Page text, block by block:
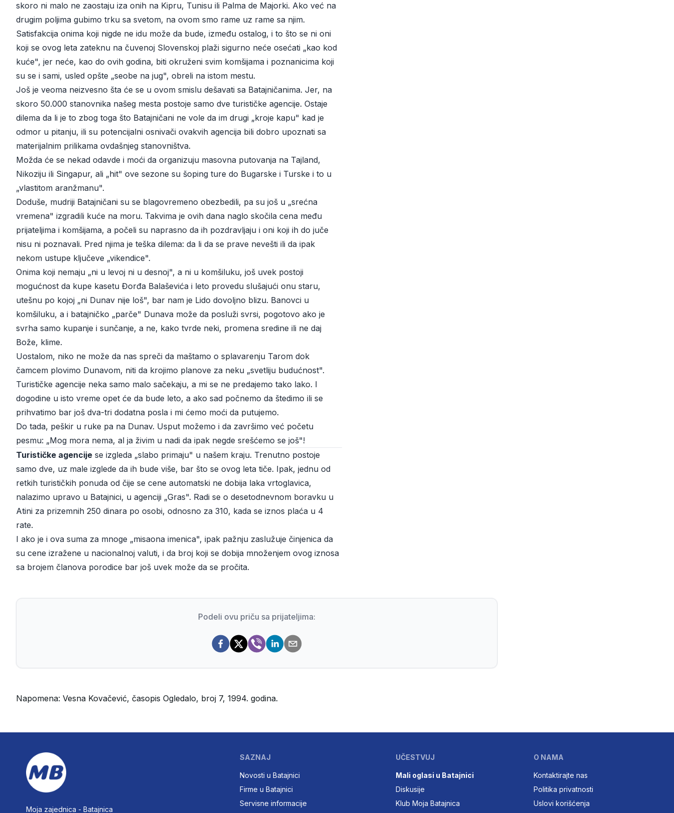
skoro ni malo ne zaostaju iza onih na Kipru, Tunisu ili Palma de Majorki. Ako već na
drugim poljima gubimo trku sa svetom, na ovom smo rame uz rame sa njim.
Satisfakcija onima koji nigde ne idu može da bude, između ostalog, i to što se ni oni
koji se ovog leta zateknu na čuvenoj Slovenskoj plaži sigurno neće osećati „kao kod
kuće", jer neće, kao do ovih godina, biti okruženi svim komšijama i poznanicima koji
su se i sami, usled opšte „seobe na jug", obreli na istom mestu.
Još je veoma neizvesno šta će se u ovom smislu dešavati sa Batajničanima. Jer, na
skoro 50.000 stanovnika našeg mesta postoje samo dve turističke agencije. Ostaje
dilema da li je to zbog toga što Batajničani ne vole da im drugi „kroje kapu" kad je
odmor u pitanju, ili su potencijalni osnivači ovakvih agencija bili dobro upoznati sa
materijalnim prilikama ovdašnjeg stanovništva.
Možda će se nekad odavde i moći da organizuju masovna putovanja na Tajland,
Nikoziju ili Singapur, ali „hit" ove sezone su šoping ture do Bugarske i Turske i to u
„vlastitom aranžmanu".
Doduše, mudriji Batajničani su se blagovremeno obezbedili, pa su još u „srećna
vremena" izgradili kuće na moru. Takvima je ovih dana naglo skočila cena među
prijateljima i komšijama, a počeli su naprasno da ih pozdravljaju i oni koji ih do juče
nisu ni poznavali. Pred njima je teška dilema: da li da se prave nevešti ili da ipak
nekom ustupe ključeve „vikendice".
Onima koji nemaju „ni u levoj ni u desnoj", a ni u komšiluku, još uvek postoji
mogućnost da kupe kasetu Đorđa Balaševića i leto provedu slušajući onu staru,
utešnu po kojoj „ni Dunav nije loš", bar nam je Lido dovoljno blizu. Banovci u
komšiluku, a i batajničko „parče" Dunava može da posluži svrsi, pogotovo ako je
svrha samo kupanje i sunčanje, a ne, kako tvrde neki, promena sredine ili ne daj
Bože, klime.
Uostalom, niko ne može da nas spreči da maštamo o splavarenju Tarom dok
čamcem plovimo Dunavom, niti da krojimo planove za neku „svetliju budućnost".
Turističke agencije neka samo malo sačekaju, a mi se ne predajemo tako lako. I
dogodine u isto vreme opet će da bude leto, a ako sad počnemo da štedimo ili se
prihvatimo bar još dva-tri dodatna posla i mi ćemo moći da putujemo.
Do tada, peškir u ruke pa na Dunav. Usput možemo i da završimo već početu
pesmu: „Mog mora nema, al ja živim u nadi da ipak negde srešćemo se još"!
Turističke agencije se izgleda „slabo primaju" u našem kraju. Trenutno postoje
samo dve, uz male izglede da ih bude više, bar što se ovog leta tiče. Ipak, jednu od
retkih turističkih ponuda od čije se cene automatski ne dobija laka vrtoglavica,
nalazimo upravo u Batajnici, u agenciji „Gras". Radi se o desetodnevnom boravku u
Atini za prizemnih 250 dinara po osobi, odnosno za 310, kada se iznos plaća u 4
rate.
I ako je i ova suma za mnoge „misaona imenica", ipak pažnju zaslužuje činjenica da
su cene izražene u nacionalnoj valuti, i da broj koji se dobija množenjem ovog iznosa
sa brojem članova porodice bar još uvek može da se pročita.
Podeli ovu priču sa prijateljima:
Napomena: Vesna Kovačević, časopis Ogledalo, broj 7, 1994. godina.
Moja zajednica - Batajnica
SAZNAJ
Novosti u Batajnici
Firme u Batajnici
Servisne informacije
UČESTVUJ
Mali oglasi u Batajnici
Diskusije
Klub Moja Batajnica
O NAMA
Kontaktirajte nas
Politika privatnosti
Uslovi korišćenja